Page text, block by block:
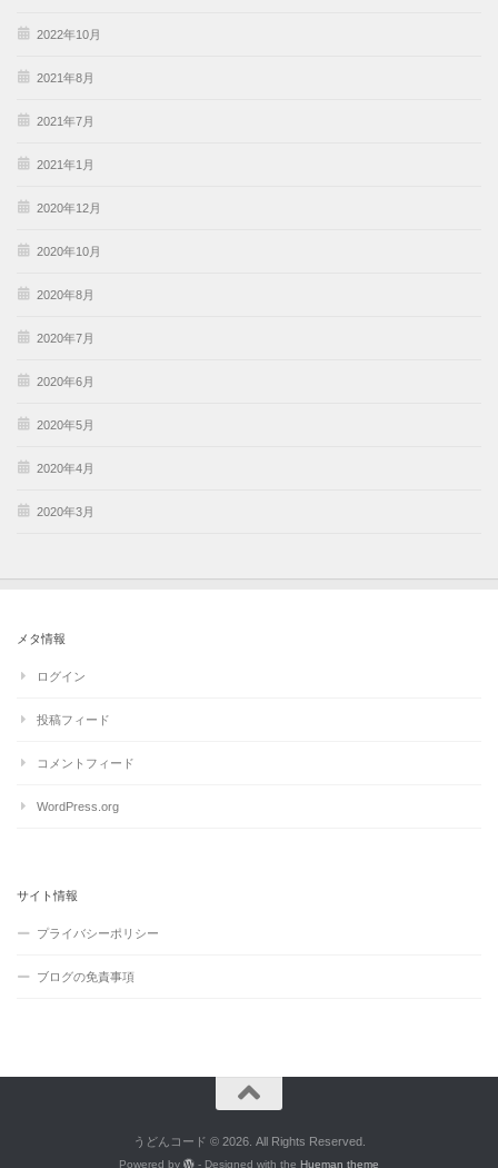
2022年10月
2021年8月
2021年7月
2021年1月
2020年12月
2020年10月
2020年8月
2020年7月
2020年6月
2020年5月
2020年4月
2020年3月
メタ情報
ログイン
投稿フィード
コメントフィード
WordPress.org
サイト情報
プライバシーポリシー
ブログの免責事項
うどんコード © 2026. All Rights Reserved.
Powered by - Designed with the Hueman theme